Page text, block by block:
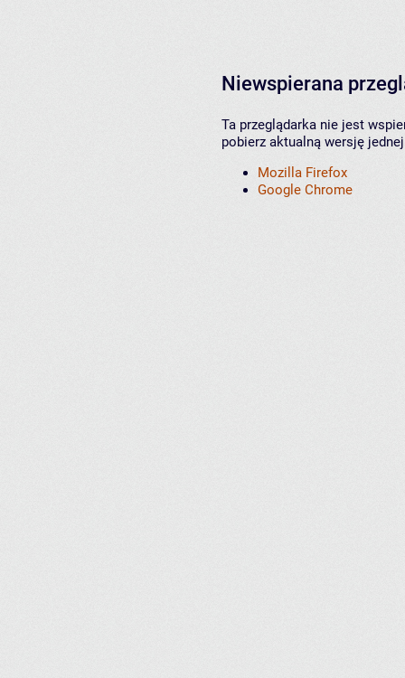
Niewspierana
Ta przeglądarka nie jest
pobierz aktualną wersję
Mozilla Firefox
Google Chrome